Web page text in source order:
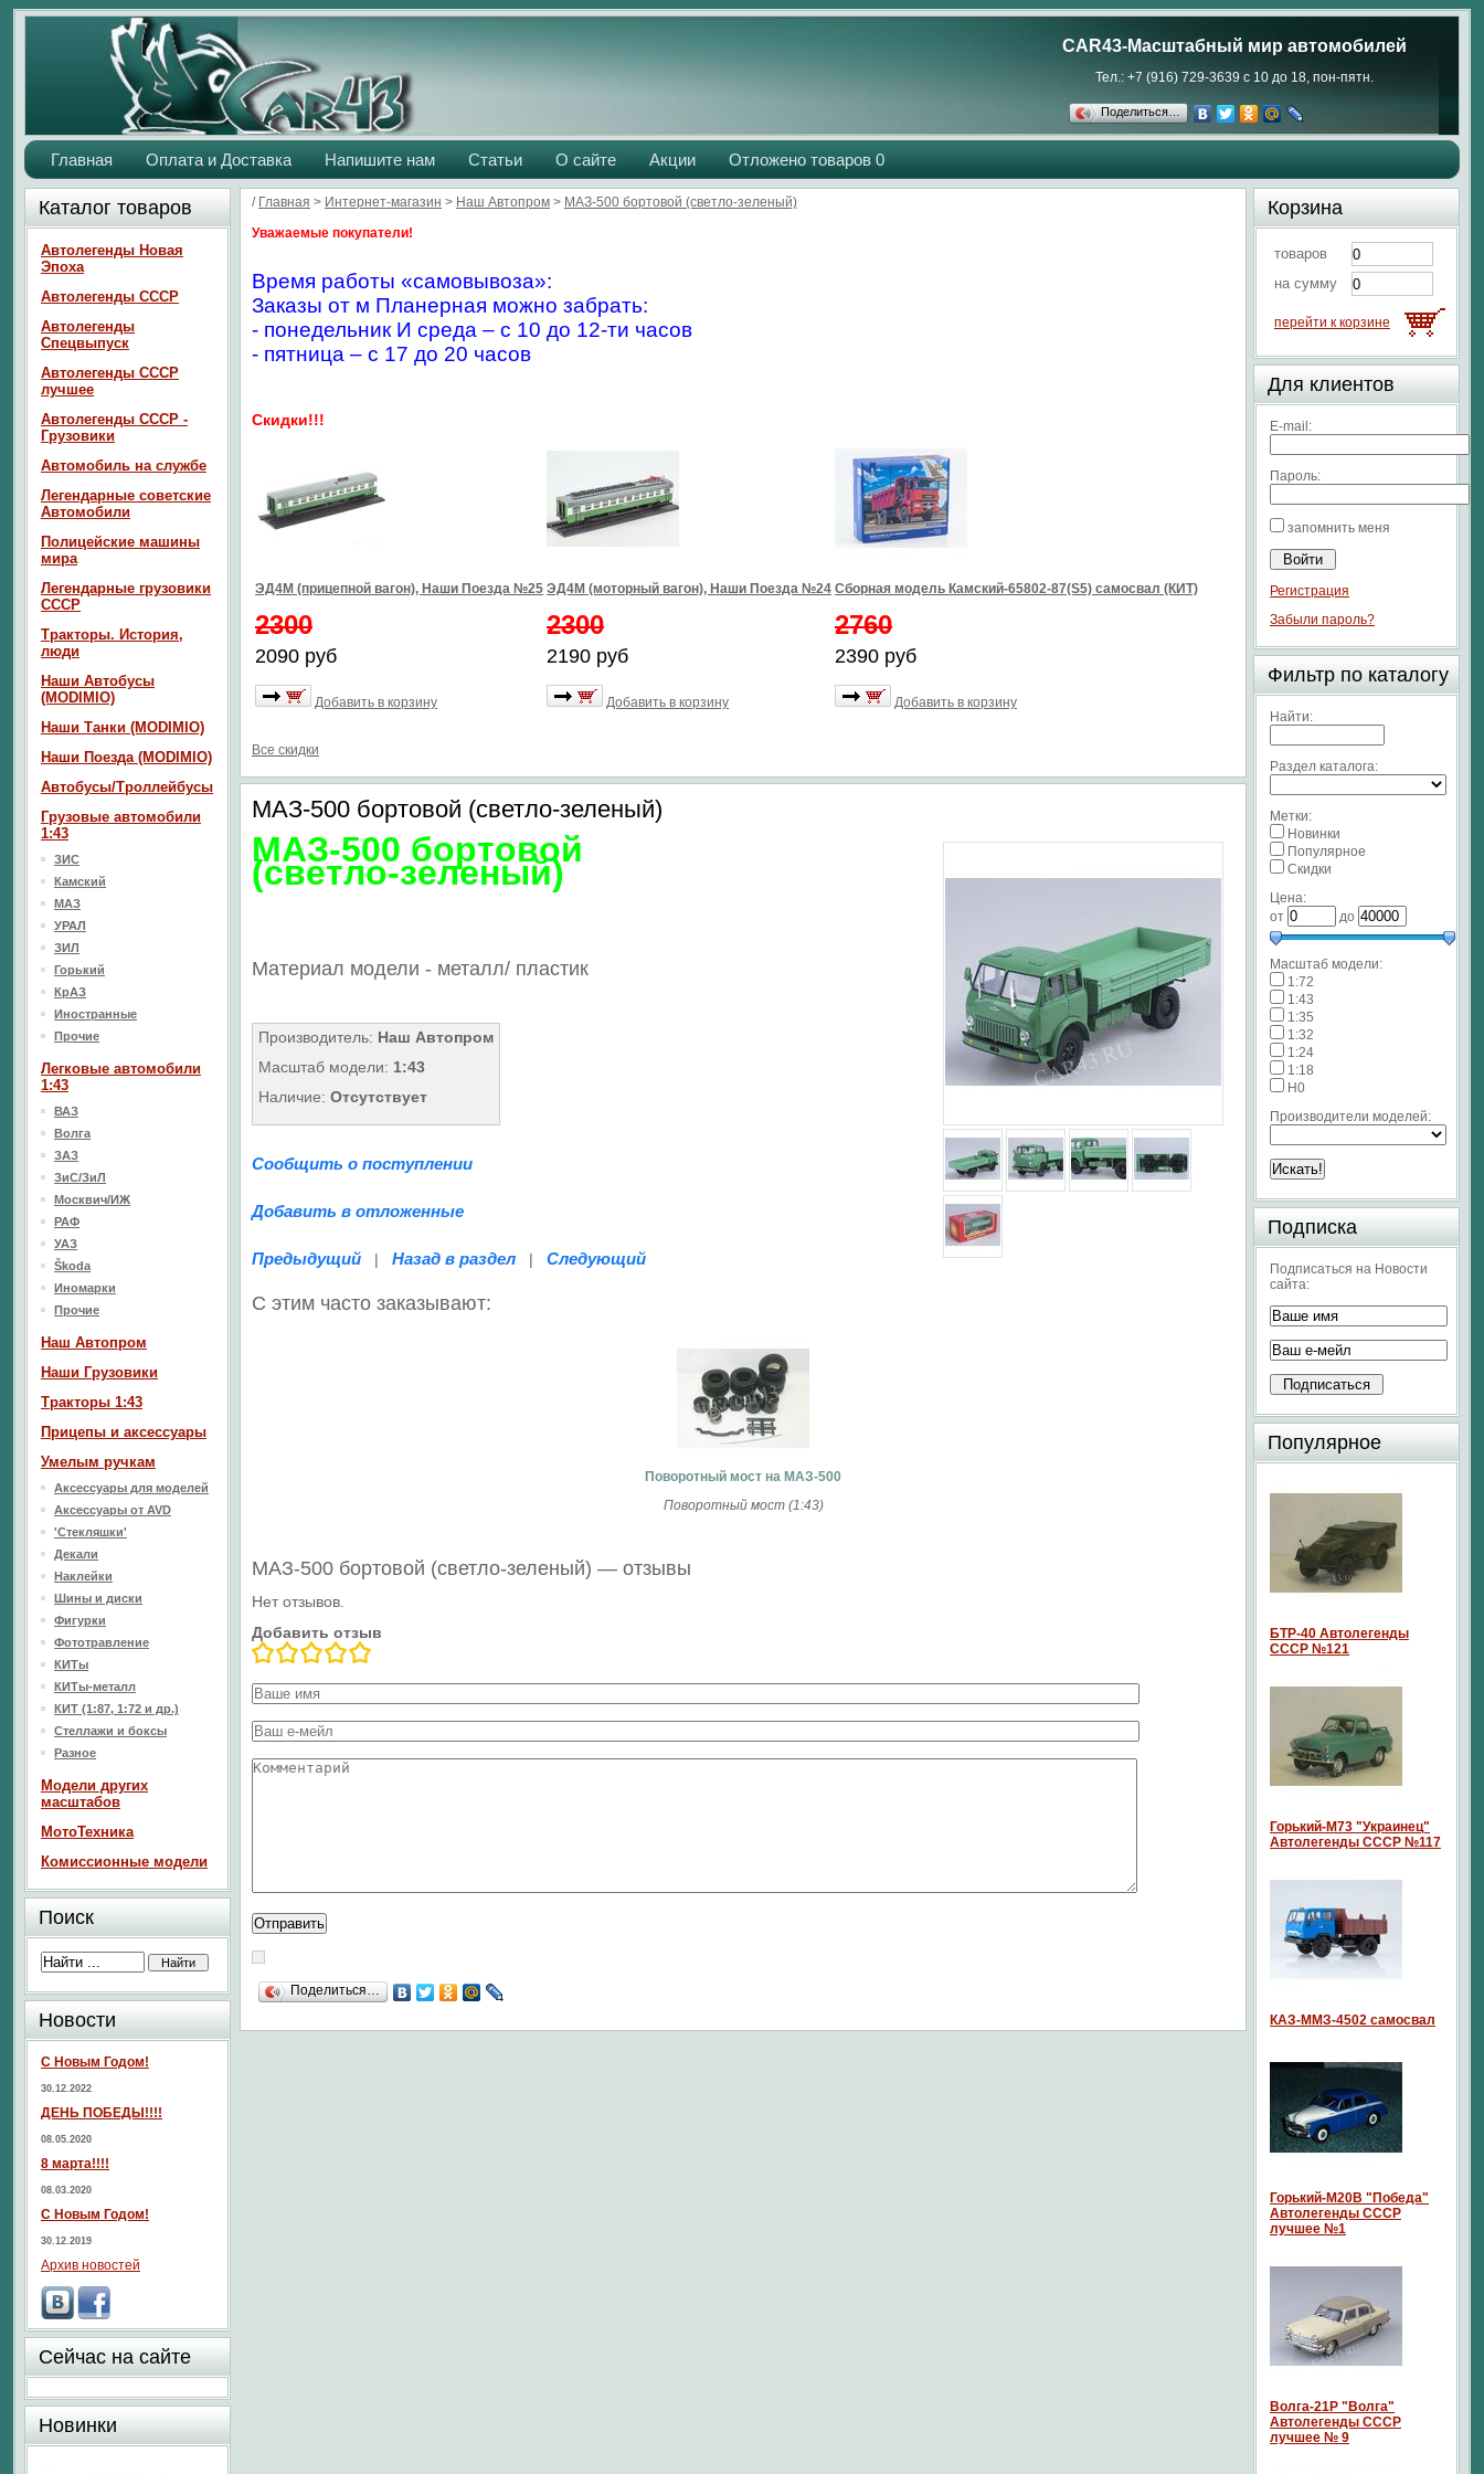
CAR43-Масштабный мир автомобилей
Тел.: +7 (916) 729-3639 с 10 до 18, пон-пятн.
Поделиться…
Главная Оплата и Доставка Напишите нам Статьи О сайте Акции Отложено товаров 0
/ Главная > Интернет-магазин > Наш Aвтопром > МАЗ-500 бортовой (светло-зеленый)
Уважаемые покупатели!
Время работы «самовывоза»:
Заказы от м Планерная можно забрать:
- понедельник И среда – с 10 до 12-ти часов
- пятница – с 17 до 20 часов
Скидки!!!
ЭД4М (прицепной вагон), Наши Поезда №25
2300
2090 руб
Добавить в корзину
ЭД4М (моторный вагон), Наши Поезда №24
2300
2190 руб
Добавить в корзину
Сборная модель Камский-65802-87(S5) самосвал (КИТ)
2760
2390 руб
Добавить в корзину
Все скидки
МАЗ-500 бортовой (светло-зеленый)
МАЗ-500 бортовой
(светло-зеленый)
Материал модели - металл/ пластик
Производитель: Наш Автопром
Масштаб модели: 1:43
Наличие: Отсутствует
Сообщить о поступлении
Добавить в отложенные
Предыдущий | Назад в раздел | Следующий
С этим часто заказывают:
Поворотный мост на МАЗ-500
Поворотный мост (1:43)
МАЗ-500 бортовой (светло-зеленый) — отзывы
Нет отзывов.
Добавить отзыв
Поделиться…
Каталог товаров
Автолегенды Новая
Эпоха
Автолегенды СССР
Автолегенды
Спецвыпуск
Автолегенды СССР
лучшее
Автолегенды СССР -
Грузовики
Автомобиль на службе
Легендарные советские
Автомобили
Полицейские машины
мира
Легендарные грузовики
СССР
Тракторы. История,
люди
Наши Автобусы
(MODIMIO)
Наши Танки (MODIMIO)
Наши Поезда (MODIMIO)
Автобусы/Троллейбусы
Грузовые автомобили
1:43
ЗИС
Камский
МАЗ
УРАЛ
ЗИЛ
Горький
КрАЗ
Иностранные
Прочие
Легковые автомобили
1:43
ВАЗ
Волга
ЗАЗ
ЗиС/ЗиЛ
Москвич/ИЖ
РАФ
УАЗ
Škoda
Иномарки
Прочие
Наш Aвтопром
Наши Грузовики
Тракторы 1:43
Прицепы и аксессуары
Умелым ручкам
Аксессуары для моделей
Аксессуары от AVD
'Стекляшки'
Декали
Наклейки
Шины и диски
Фигурки
Фототравление
КИТы
КИТы-металл
КИТ (1:87, 1:72 и др.)
Стеллажи и боксы
Разное
Модели других
масштабов
МотоТехника
Комиссионные модели
Поиск
Новости
С Новым Годом!
30.12.2022
ДЕНЬ ПОБЕДЫ!!!!
08.05.2020
8 марта!!!!
08.03.2020
С Новым Годом!
30.12.2019
Архив новостей
Сейчас на сайте
Новинки
Корзина
товаров
на сумму
перейти к корзине
Для клиентов
E-mail:
Пароль:
запомнить меня
Регистрация
Забыли пароль?
Фильтр по каталогу
Найти:
Раздел каталога:
Метки:
Новинки
Популярное
Скидки
Цена:
от
до
Масштаб модели:
1:72
1:43
1:35
1:32
1:24
1:18
H0
Производители моделей:
Подписка
Подписаться на Новости
сайта:
Популярное
БТР-40 Автолегенды
СССР №121
Горький-М73 "Украинец"
Автолегенды СССР №117
КАЗ-ММЗ-4502 самосвал
Горький-М20В "Победа"
Автолегенды СССР
лучшее №1
Волга-21P "Волга"
Автолегенды СССР
лучшее № 9